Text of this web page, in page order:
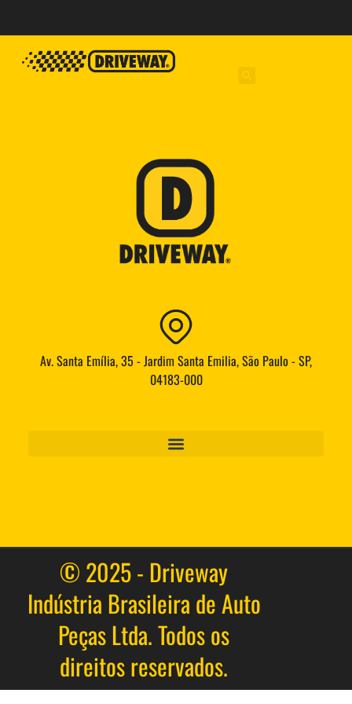
Av. Santa Emília, 35 - Jardim Santa Emilia, São Paulo - SP,
04183-000
© 2025 - Driveway
Indústria Brasileira de Auto
Peças Ltda. Todos os
direitos reservados.